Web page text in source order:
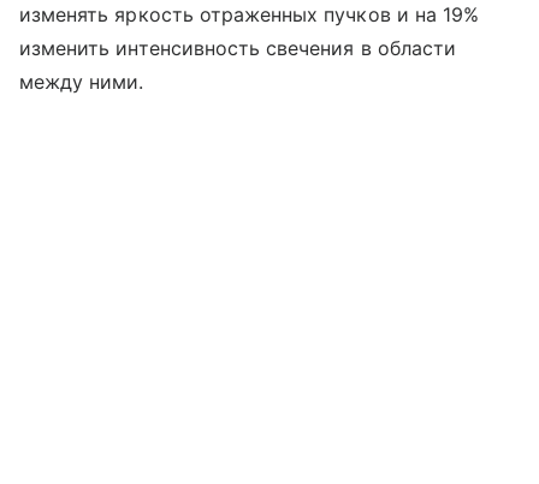
изменять яркость отраженных пучков и на 19%
изменить интенсивность свечения в области
между ними.